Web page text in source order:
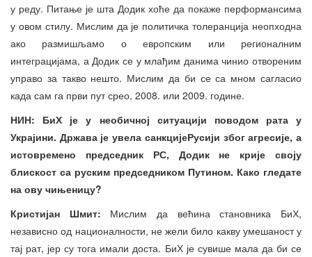
у реду. Питање је шта Додик хоће да покаже перформансима
у овом стилу. Мислим да је политичка толеранција неопходна
ако размишљамо о европским или регионалним
интеграцијама, а Додик се у млађим данима чинио отвореним
управо за такво нешто. Мислим да би се са мном сагласио
када сам га први пут срео, 2008. или 2009. године.
НИН: БиХ је у необичној ситуацији поводом рата у
Украјини. Држава је увела санкцијеРусији због агресије, а
истовремено председник РС, Додик не крије своју
блискост са руским председником Путином. Како гледате
на ову чињеницу?
Кристијан Шмит: Мислим да већина становника БиХ,
независно од националности, не жели било какву умешаност у
тај рат, јер су тога имали доста. БиХ је сувише мала да би се